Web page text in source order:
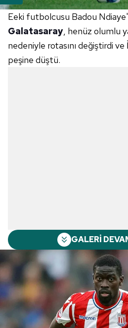
Eeki futbolcusu Badou
Galatasaray, henüz olumlu
nedeniyle rotasını değiştirdi
peşine düştü.
GALERİ